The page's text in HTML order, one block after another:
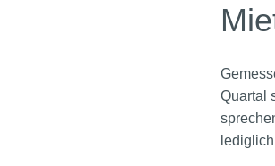
Quartal